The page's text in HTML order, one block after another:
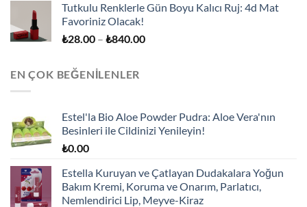
Tutkulu Renklerle Gün Boyu Kalıcı Ruj: 4d Mat
Favoriniz Olacak!
₺28.00 – ₺840.00Fiyat
EN ÇOK BEĞENILENLER
Estel'la Bio Aloe Powder Pudra: Aloe Vera'nın
Besinleri ile Cildinizi Yenileyin!
₺0.00
Estella Kuruyan ve Çatlayan Dudakalara Yoğun
Bakım Kremi, Koruma ve Onarım, Parlatıcı,
Nemlendirici Lip, Meyve-Kiraz